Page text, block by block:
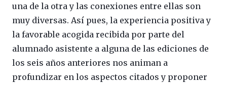
una de la otra y las conexiones entre ellas son
muy diversas. Así pues, la experiencia positiva y
la favorable acogida recibida por parte del
alumnado asistente a alguna de las ediciones de
los seis años anteriores nos animan a
profundizar en los aspectos citados y proponer